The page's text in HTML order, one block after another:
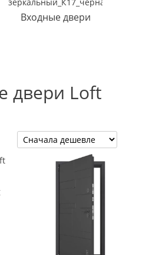
Входные двери
двери Loft